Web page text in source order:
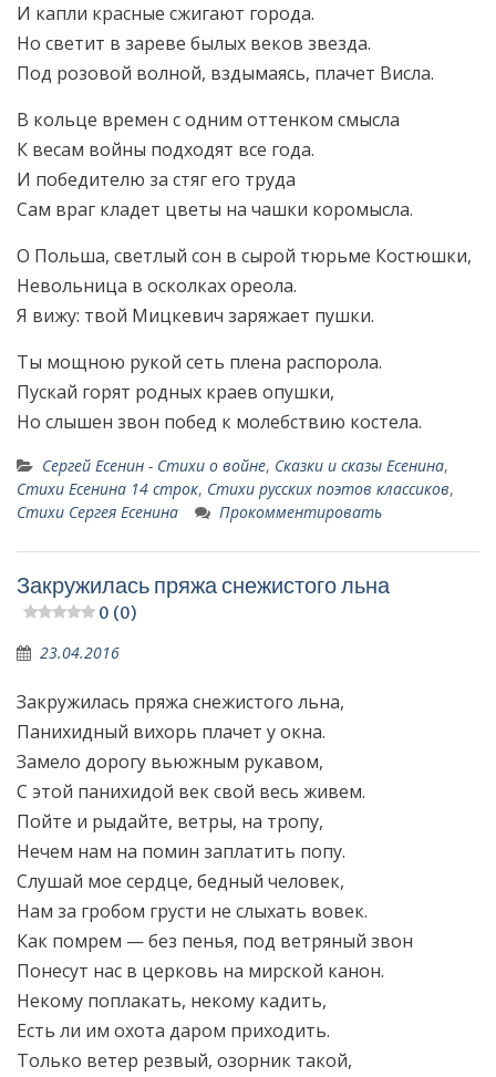
И капли красные сжигают города.
Но светит в зареве былых веков звезда.
Под розовой волной, вздымаясь, плачет Висла.
В кольце времен с одним оттенком смысла
К весам войны подходят все года.
И победителю за стяг его труда
Сам враг кладет цветы на чашки коромысла.
О Польша, светлый сон в сырой тюрьме Костюшки,
Невольница в осколках ореола.
Я вижу: твой Мицкевич заряжает пушки.
Ты мощною рукой сеть плена распорола.
Пускай горят родных краев опушки,
Но слышен звон побед к молебствию костела.
Сергей Есенин - Стихи о войне, Сказки и сказы Есенина,
Стихи Есенина 14 строк, Стихи русских поэтов классиков,
Стихи Сергея Есенина
Прокомментировать
Закружилась пряжа снежистого льна
0 (0)
23.04.2016
Закружилась пряжа снежистого льна,
Панихидный вихорь плачет у окна.
Замело дорогу вьюжным рукавом,
С этой панихидой век свой весь живем.
Пойте и рыдайте, ветры, на тропу,
Нечем нам на помин заплатить попу.
Слушай мое сердце, бедный человек,
Нам за гробом грусти не слыхать вовек.
Как помрем — без пенья, под ветряный звон
Понесут нас в церковь на мирской канон.
Некому поплакать, некому кадить,
Есть ли им охота даром приходить.
Только ветер резвый, озорник такой,